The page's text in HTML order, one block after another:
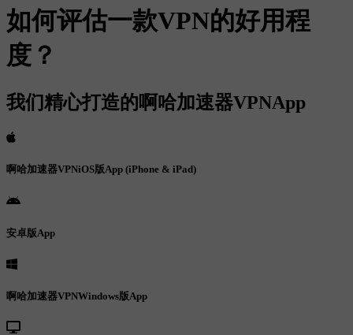
如何评估一款VPN的好用程
度？
我们精心打造的啊哈加速器VPNApp
啊哈加速器VPNiOS版App (iPhone & iPad)
安卓版App
啊哈加速器VPNWindows版App